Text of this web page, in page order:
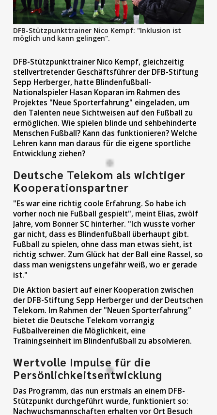
DFB-Stützpunkttrainer Nico Kempf: "Inklusion ist
möglich und kann gelingen".
DFB-Stützpunkttrainer Nico Kempf, gleichzeitig
stellvertretender Geschäftsführer der DFB-Stiftung
Sepp Herberger, hatte Blindenfußball-
Nationalspieler Hasan Koparan im Rahmen des
Projektes "Neue Sporterfahrung" eingeladen, um
den Talenten neue Sichtweisen auf den Fußball zu
ermöglichen. Wie spielen blinde und sehbehinderte
Menschen Fußball? Kann das funktionieren? Welche
Lehren kann man daraus für die eigene sportliche
Entwicklung ziehen?
Deutsche Telekom als wichtiger
Kooperationspartner
"Es war eine richtig coole Erfahrung. So habe ich
vorher noch nie Fußball gespielt", meint Elias, zwölf
Jahre, vom Bonner SC hinterher. "Ich wusste vorher
gar nicht, dass es Blindenfußball überhaupt gibt.
Fußball zu spielen, ohne dass man etwas sieht, ist
richtig schwer. Zum Glück hat der Ball eine Rassel, so
dass man wenigstens ungefähr weiß, wo er gerade
ist."
Die Aktion basiert auf einer Kooperation zwischen
der DFB-Stiftung Sepp Herberger und der Deutschen
Telekom. Im Rahmen der "Neuen Sporterfahrung"
bietet die Deutsche Telekom vorrangig
Fußballvereinen die Möglichkeit, eine
Trainingseinheit im Blindenfußball zu absolvieren.
Wertvolle Impulse für die
Persönlichkeitsentwicklung
Das Programm, das nun erstmals an einem DFB-
Stützpunkt durchgeführt wurde, funktioniert so:
Nachwuchsmannschaften erhalten vor Ort Besuch